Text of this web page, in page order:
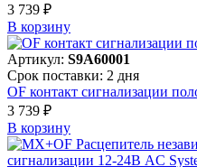
3 739 ₽
В корзинy
Артикул: S9A60001
Срок поставки: 2 дня
OF контакт сигнализации
3 739 ₽
В корзинy